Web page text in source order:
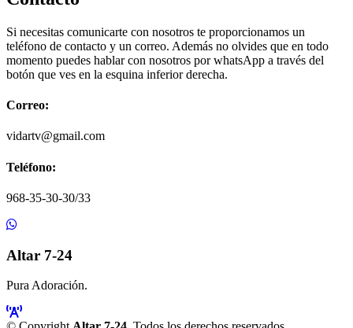
Si necesitas comunicarte con nosotros te proporcionamos un
teléfono de contacto y un correo. Además no olvides que en todo
momento puedes hablar con nosotros por whatsApp a través del
botón que ves en la esquina inferior derecha.
Correo:
vidartv@gmail.com
Teléfono:
968-35-30-30/33
Altar 7-24
Pura Adoración.